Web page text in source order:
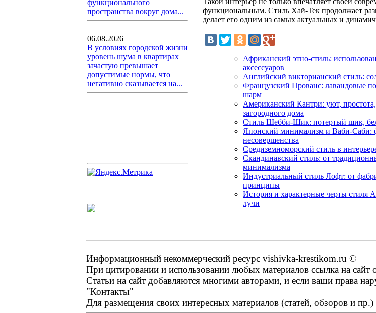
функционального
пространства вокруг дома...
06.08.2026
В условиях городской жизни
уровень шума в квартирах
зачастую превышает
допустимые нормы, что
негативно сказывается на...
функциональным. Стиль Хай-Тек продолжает
делает его одним из самых актуальных и
Африканский этно-стиль:
аксессуаров
Английский викторианский стиль:
Французский Прованс: лавандовые
шарм
Американский Кантри: уют,
загородного дома
Стиль Шебби-Шик: потертый шик,
Японский минимализм и Ваби-Саби:
несовершенства
Средиземноморский стиль в
Скандинавский стиль: от
минимализма
Индустриальный стиль Лофт: от
принципы
История и характерные черты стиля
лучи
Информационный некоммерческий ресурс vishivka-krestikom.ru ©
При цитировании и использовании любых материалов ссылка на сайт
Статьи на сайт добавляются многими авторами, и если ваши права
"Контакты"
Для размещения своих интересных материалов (статей, обзоров и